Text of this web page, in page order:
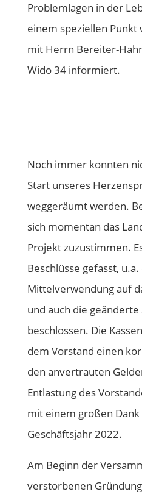
Problemlagen in der
einem speziellen Punkt
mit Herrn Bereiter-
Wido 34 informiert.
Noch immer konnten
Start unseres
weggeräumt werden.
sich momentan das
Projekt zuzustimmen.
Beschlüsse gefasst,
Mittelverwendung auf
und auch die geänderte
beschlossen. Die
dem Vorstand einen
den anvertrauten
Entlastung des
mit einem großen
Geschäftsjahr 2022.
Am Beginn der
verstorbenen